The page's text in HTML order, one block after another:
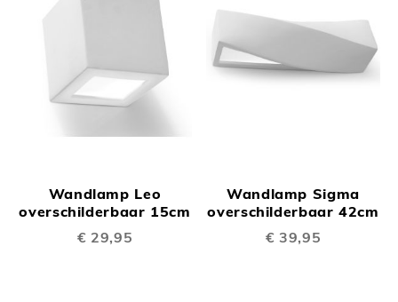
Wandlamp Leo
overschilderbaar 15cm
€ 29,95
Wandlamp Sigma
overschilderbaar 42cm
€ 39,95